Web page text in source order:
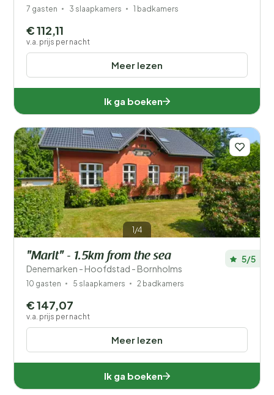
7 gasten 3 slaapkamers 1 badkamers
Meer lezen
€ 112,11
v.a. prijs per nacht
Ik ga boeken
1/4
"Marit" - 1.5km from the sea
Denemarken - Hoofdstad - Bornholms
5/5
10 gasten 5 slaapkamers 2 badkamers
Meer lezen
€ 147,07
v.a. prijs per nacht
Ik ga boeken